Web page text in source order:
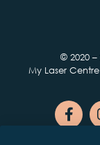
© 2020 –
My Laser